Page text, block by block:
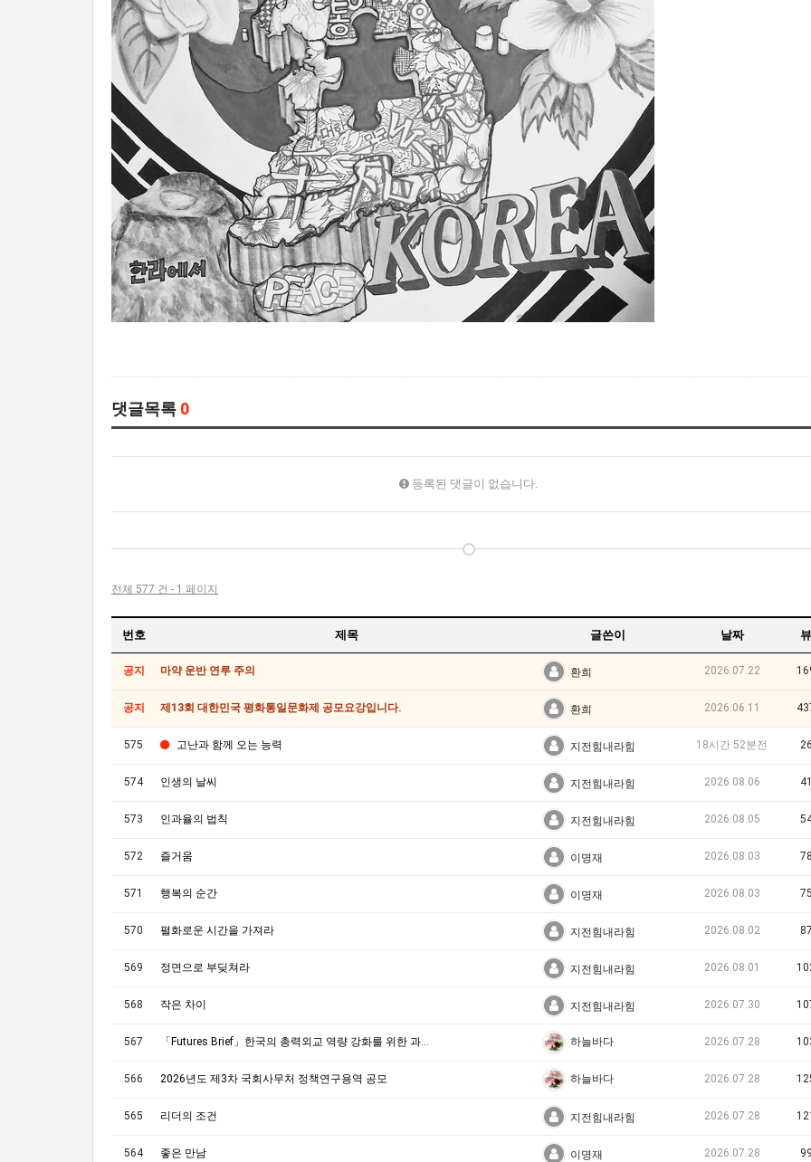
댓글목록 0
등록된 댓글이 없습니다.
전체 577 건 - 1 페이지
번호 제목 글쓴이 날짜 뷰
공지 마약 운반 연루 주의 환희 2026.07.22
공지 제13회 대한민국 평화통일문화제 공모요강입니다. 환희 2026.06.11
575 고난과 함께 오는 능력 지전힘내라힘 18시간 52분전 26
574 인생의 날씨 지전힘내라힘 2026.08.06 41
573 인과율의 법칙 지전힘내라힘 2026.08.05
572 즐거움 이명재 2026.08.03 78
571 행복의 순간 이명재 2026.08.03 75
570 펼화로운 시간을 가져라 지전힘내라힘 2026.08.02 87
569 정면으로 부딪쳐라 지전힘내라힘 2026.08.01
568 작은 차이 지전힘내라힘 2026.07.30
567 「Futures Brief」한국의 총력외교 역량 강화를 위한 과제와 국회의 역할 <제26-5호> 하늘바다 2026.07.28
566 2026년도 제3차 국회사무처 정책연구용역 공모 하늘바다 2026.07.28
565 리더의 조건 지전힘내라힘 2026.07.28
564 좋은 만남 이명재 2026.07.28 99